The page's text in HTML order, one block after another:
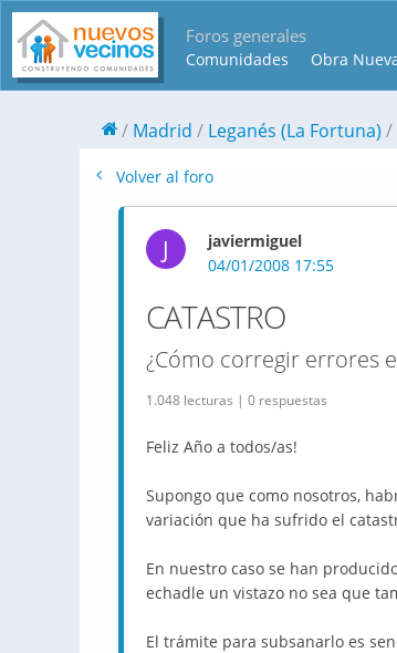
Foros generales
Comunidades Obra
Madrid Leganés (La Fortuna)
Volver al foro
J
javiermiguel
04/01/2008 17:55
CATASTRO
¿Cómo corregir errores
1.048 lecturas | 0 respuestas
Feliz Año a todos/as!
Supongo que como nosotros,
variación que ha sufrido el
En nuestro caso se han
echadle un vistazo no sea que
El trámite para subsanarlo es